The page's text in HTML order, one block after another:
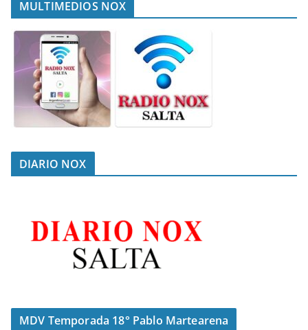
MULTIMEDIOS NOX
DIARIO NOX
MDV Temporada 18° Pablo Martearena